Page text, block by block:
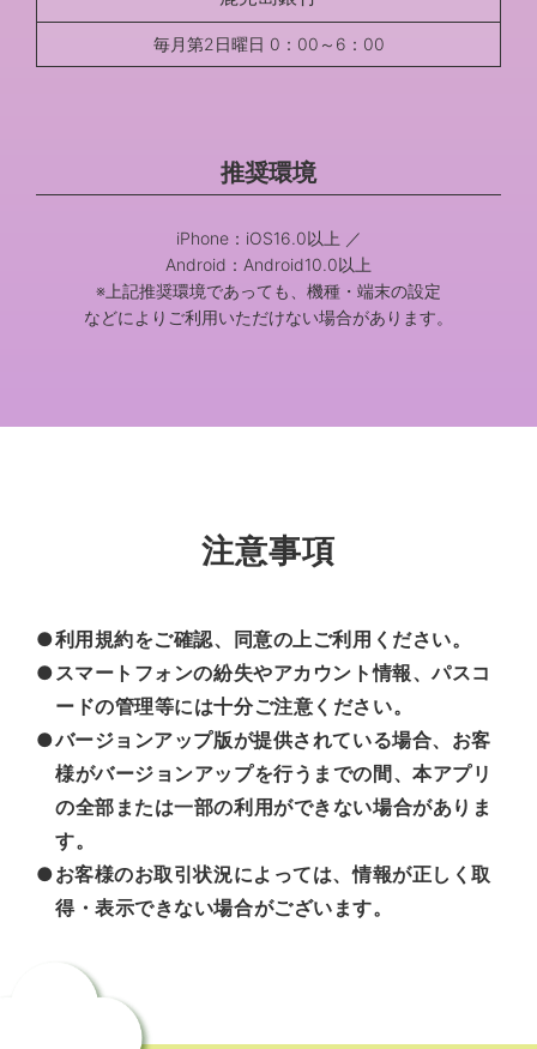
毎月第2日曜日 0：00～6：00
推奨環境
iPhone：iOS16.0以上 ／
Android：Android10.0以上
※上記推奨環境であっても、機種・端末の設定
などによりご利用いただけない場合があります。
注意事項
●利用規約をご確認、同意の上ご利用ください。
●スマートフォンの紛失やアカウント情報、パスコ
ードの管理等には十分ご注意ください。
●バージョンアップ版が提供されている場合、お客
様がバージョンアップを行うまでの間、本アプリ
の全部または一部の利用ができない場合がありま
す。
●お客様のお取引状況によっては、情報が正しく取
得・表示できない場合がございます。